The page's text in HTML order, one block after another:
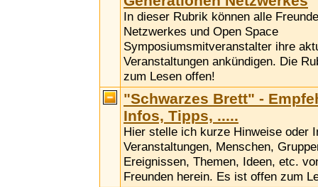
In dieser Rubrik können alle
Netzwerkes und Open Space
Symposiumsmitveranstalter ihre
Veranstaltungen ankündigen. Die
zum Lesen offen!
"Schwarzes Brett" -
Infos, Tipps, .....
Hier stelle ich kurze Hinweise oder
Veranstaltungen, Menschen,
Ereignissen, Themen, Ideen, etc.
Freunden herein. Es ist offen zum